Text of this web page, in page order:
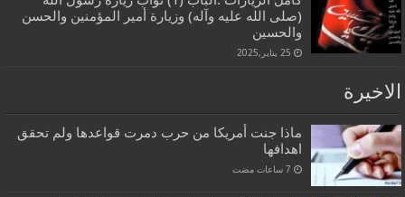
(صلى الله عليه وآله) وزيارة أمير المؤمنين والحسن
والحسين
25 يناير,2025
الاخيرة
ماذا جنت أمريكا من حرب دمرت قواعدها ولم تحقق
اهدافها